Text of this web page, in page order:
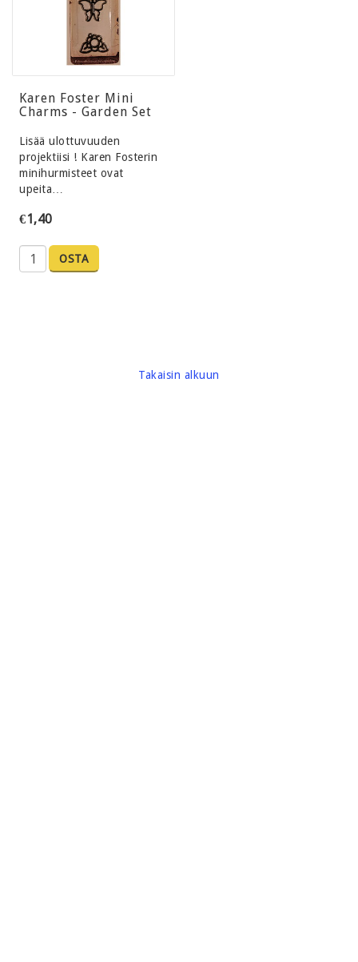
Karen Foster Mini
Charms - Garden Set
Lisää ulottuvuuden
projektiisi ! Karen Fosterin
minihurmisteet ovat
upeita…
€1,40
OSTA
Takaisin alkuun